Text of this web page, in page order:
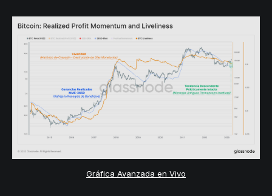
Gráfica Avanzada en Vivo